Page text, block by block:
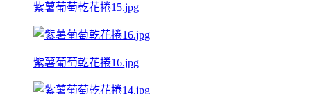
紫薯葡萄乾花捲15.jpg
紫薯葡萄乾花捲16.jpg